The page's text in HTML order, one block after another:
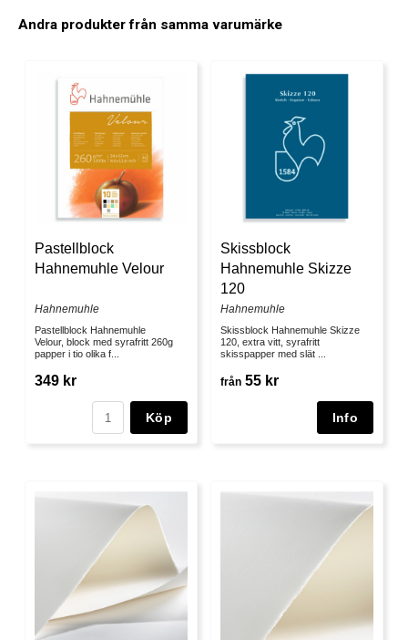
Andra produkter från samma varumärke
Pastellblock
Hahnemuhle Velour
Hahnemuhle
Pastellblock Hahnemuhle
Velour, block med syrafritt 260g
papper i tio olika f...
349 kr
Köp
Skissblock
Hahnemuhle Skizze
120
Hahnemuhle
Skissblock Hahnemuhle Skizze
120, extra vitt, syrafritt
skisspapper med slät ...
från 55 kr